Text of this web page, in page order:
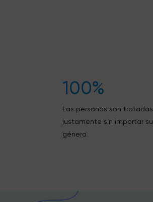
100%
Las personas son tratadas
justamente sin importar su
género.